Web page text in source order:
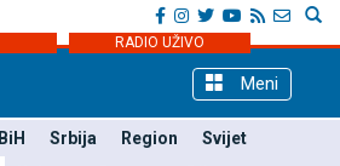
RADIO UŽIVO
Meni
BiH Srbija Region
Svijet